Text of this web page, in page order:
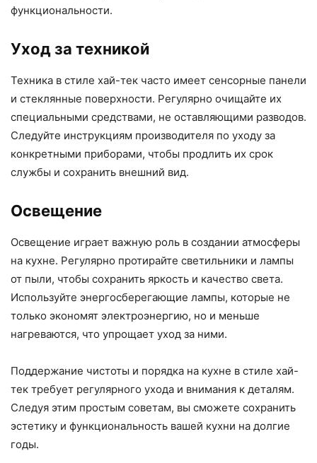
функциональности.
Уход за техникой
Техника в стиле хай-тек часто имеет сенсорные панели
и стеклянные поверхности. Регулярно очищайте их
специальными средствами, не оставляющими разводов.
Следуйте инструкциям производителя по уходу за
конкретными приборами, чтобы продлить их срок
службы и сохранить внешний вид.
Освещение
Освещение играет важную роль в создании атмосферы
на кухне. Регулярно протирайте светильники и лампы
от пыли, чтобы сохранить яркость и качество света.
Используйте энергосберегающие лампы, которые не
только экономят электроэнергию, но и меньше
нагреваются, что упрощает уход за ними.
Поддержание чистоты и порядка на кухне в стиле хай-
тек требует регулярного ухода и внимания к деталям.
Следуя этим простым советам, вы сможете сохранить
эстетику и функциональность вашей кухни на долгие
годы.